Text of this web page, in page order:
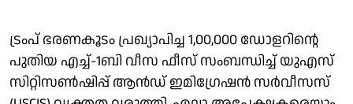
ട്രംപ് ഭരണകൂടം പ്രഖ്യാപിച്ച 1,00,000 ഡോളറിന്റെ
പുതിയ എച്ച്-1ബി വീസ ഫീസ് സംബന്ധിച്ച് യുഎസ്
സിറ്റിസൺഷിപ്പ് ആൻഡ് ഇമിഗ്രേഷൻ സർവീസസ്